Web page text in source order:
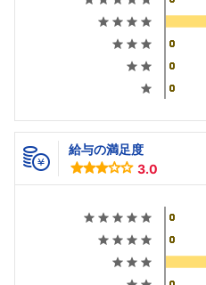
給与の満足度
3.0